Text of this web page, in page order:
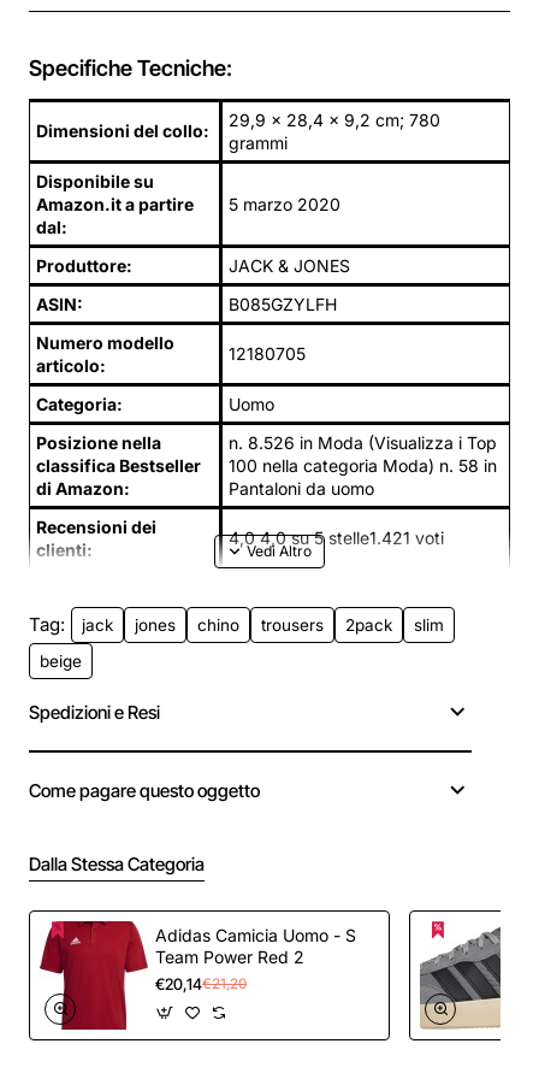
Specifiche Tecniche:
Dimensioni del collo:
29,9 x 28,4 x 9,2 cm; 780
grammi
Disponibile su
Amazon.it a partire
dal:
5 marzo 2020
Produttore:
JACK & JONES
ASIN:
B085GZYLFH
Numero modello
articolo:
12180705
Categoria:
Uomo
Posizione nella
classifica Bestseller
di Amazon:
n. 8.526 in Moda (Visualizza i Top
100 nella categoria Moda) n. 58 in
Pantaloni da uomo
Recensioni dei
clienti:
4,0 4,0 su 5 stelle1.421 voti
Tag: jack jones chino trousers 2pack
slim
beige
Spedizioni e Resi
Come pagare questo oggetto
Dalla Stessa Categoria
Adidas Camicia Uomo - S
Team Power Red 2
€20,14€21,20